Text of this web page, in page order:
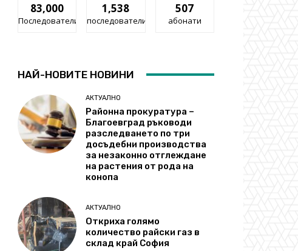
83,000
Последователи
1,538
последователи
507
абонати
НАЙ-НОВИТЕ НОВИНИ
АКТУАЛНО
Районна прокуратура –
Благоевград ръководи
разследването по три
досъдебни производства
за незаконно отглеждане
на растения от рода на
конопа
АКТУАЛНО
Откриха голямо
количество райски газ в
склад край София